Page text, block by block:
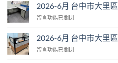
月
台
市
肚
2026-6月 台中市大里區
在
月
台
留言功能已關閉
2026-6月 台中市大里區
在
留言功能已關閉